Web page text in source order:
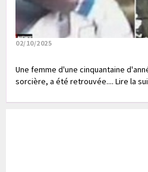
02/10/2025
Une femme d'une cinquantaine
sorcière, a été retrouvée.... Lire la